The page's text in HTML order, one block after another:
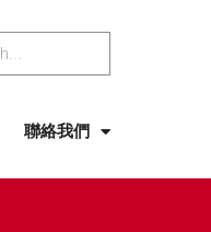
聯絡我們